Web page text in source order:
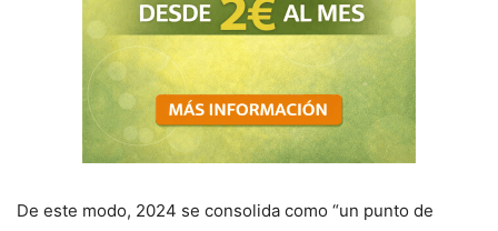
De este modo, 2024 se consolida como “un punto de